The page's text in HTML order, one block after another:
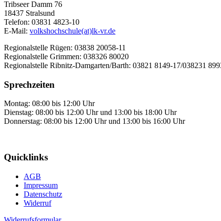
Tribseer Damm 76
18437 Stralsund
Telefon: 03831 4823-10
E-Mail: volkshochschule(at)lk-vr.de
Regionalstelle Rügen: 03838 20058-11
Regionalstelle Grimmen: 038326 80020
Regionalstelle Ribnitz-Damgarten/Barth: 03821 8149-17/038231
Sprechzeiten
Montag: 08:00 bis 12:00 Uhr
Dienstag: 08:00 bis 12:00 Uhr und 13:00 bis 18:00 Uhr
Donnerstag: 08:00 bis 12:00 Uhr und 13:00 bis 16:00 Uhr
Quicklinks
AGB
Impressum
Datenschutz
Widerruf